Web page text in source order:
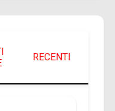
RECENTI